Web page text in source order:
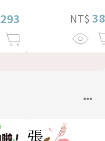
293 NT$